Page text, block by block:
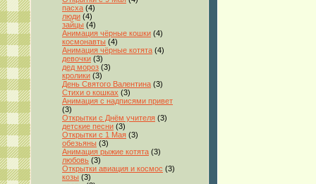
пасха (4)
люди (4)
зайцы (4)
Анимация чёрные кошки (4)
космонавты (4)
Анимация чёрные котята (4)
девочки (3)
дед мороз (3)
кролики (3)
День Святого Валентина (3)
Стихи о кошках (3)
Анимация с надписями привет
(3)
Открытки с Днём учителя (3)
детские песни (3)
Открытки с 1 Мая (3)
обезьяны (3)
Анимация рыжие котята (3)
любовь (3)
Открытки авиация и космос (3)
козы (3)